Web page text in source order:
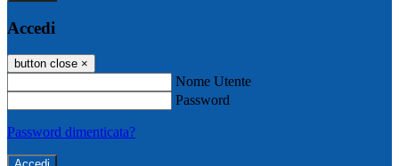
Accedi
button close ×
Nome Utente
Password
Password dimenticata?